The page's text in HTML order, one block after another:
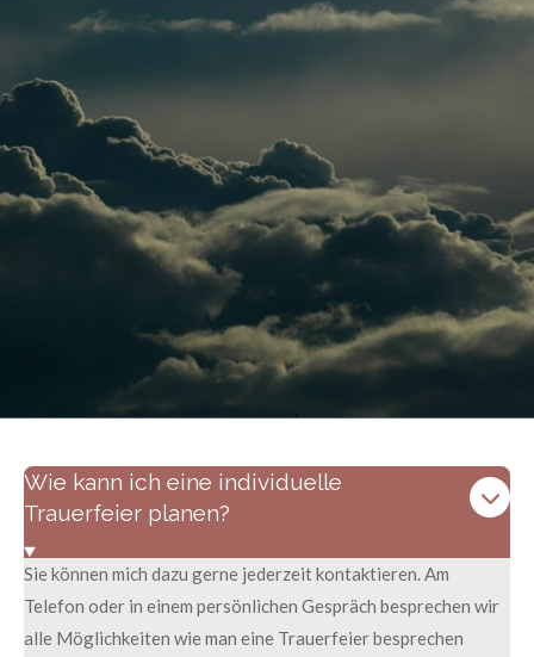
Wie kann ich eine individuelle
Trauerfeier planen?
Sie können mich dazu gerne jederzeit kontaktieren. Am
Telefon oder in einem persönlichen Gespräch besprechen wir
alle Möglichkeiten wie man eine Trauerfeier besprechen